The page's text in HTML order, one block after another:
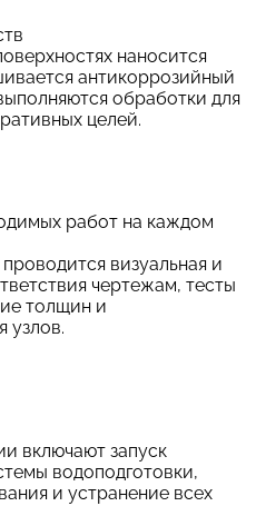
наносится
антикоррозийный
обработки для
целей.
работ на каждом
визуальная и
чертежам, тесты
толщин и
узлов.
включают запуск
водоподготовки,
и устранение всех